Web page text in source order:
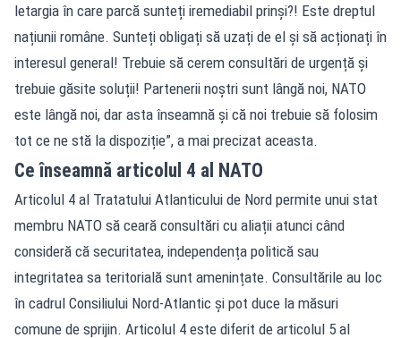
letargia în care parcă sunteți iremediabil prinși?! Este dreptul
națiunii române. Sunteți obligați să uzați de el și să acționați în
interesul general! Trebuie să cerem consultări de urgență și
trebuie găsite soluții! Partenerii noștri sunt lângă noi, NATO
este lângă noi, dar asta înseamnă și că noi trebuie să folosim
tot ce ne stă la dispoziție”, a mai precizat aceasta.
Ce înseamnă articolul 4 al NATO
Articolul 4 al Tratatului Atlanticului de Nord permite unui stat
membru NATO să ceară consultări cu aliații atunci când
consideră că securitatea, independența politică sau
integritatea sa teritorială sunt amenințate. Consultările au loc
în cadrul Consiliului Nord-Atlantic și pot duce la măsuri
comune de sprijin. Articolul 4 este diferit de articolul 5 al